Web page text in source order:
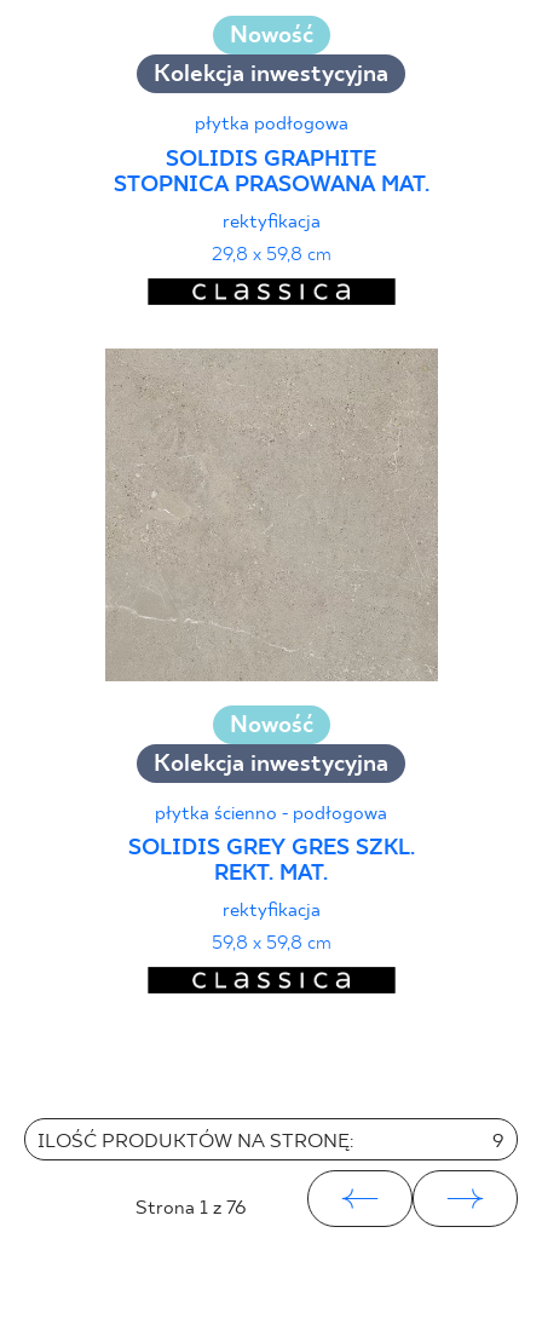
Nowość
Kolekcja inwestycyjna
płytka podłogowa
SOLIDIS GRAPHITE
STOPNICA PRASOWANA MAT.
rektyfikacja
29,8 x 59,8 cm
Nowość
Kolekcja inwestycyjna
płytka ścienno - podłogowa
SOLIDIS GREY GRES SZKL.
REKT. MAT.
rektyfikacja
59,8 x 59,8 cm
ILOŚĆ PRODUKTÓW NA STRONĘ: 9
Strona 1 z 76